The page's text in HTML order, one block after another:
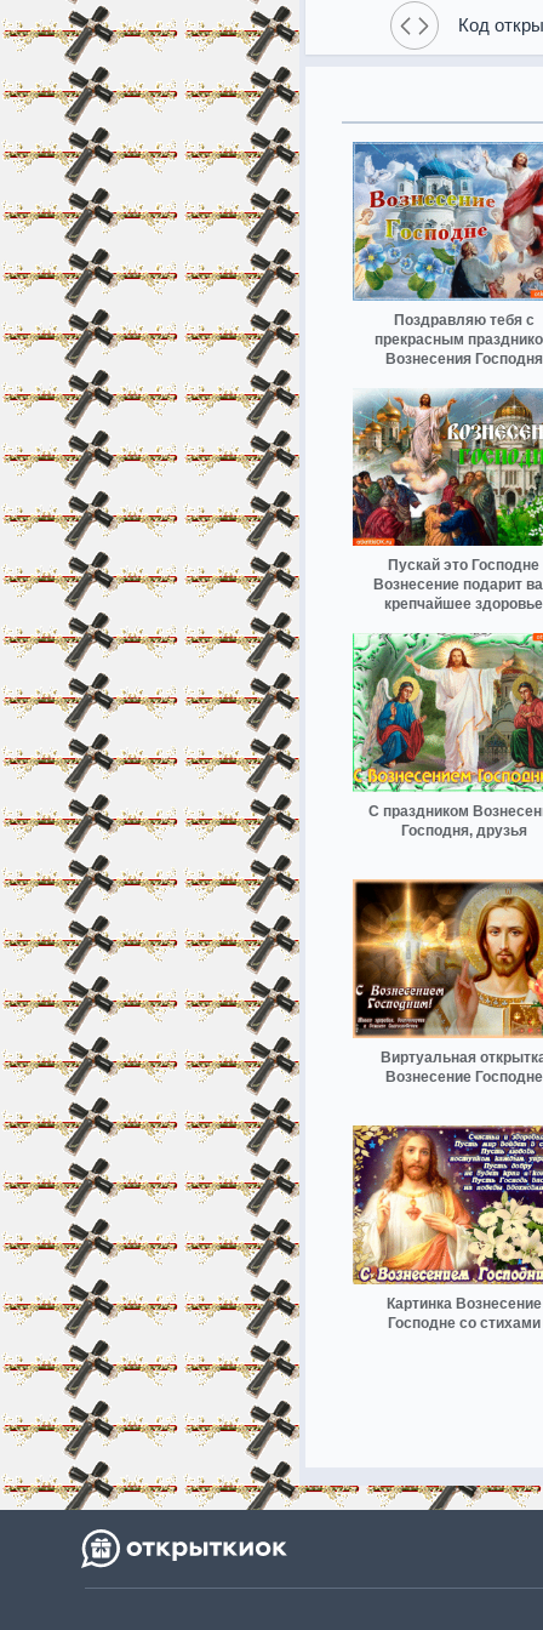
Код
Поздравляю тебя с
прекрасным
Вознесения Господня
Пускай это Господне
Вознесение подарит
крепчайшее здоровье
С праздником
Господня, друзья
Виртуальная
Вознесение Господне
Картинка Вознесение
Господне со стихами